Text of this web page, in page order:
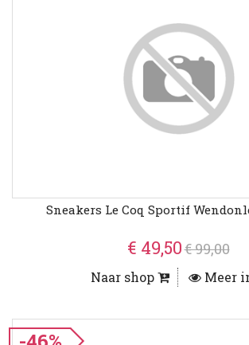
Sneakers Le Coq Sportif
€ 49,50€ 99,00
Naar shop Meer